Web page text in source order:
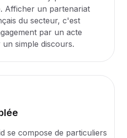
Afficher un partenariat
du secteur, c'est
par un acte
simple discours.
se compose de particuliers